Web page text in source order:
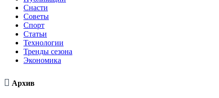
Снасти
Советы
Спорт
Статьи
Технологии
Тренды сезона
Экономика
 Архив